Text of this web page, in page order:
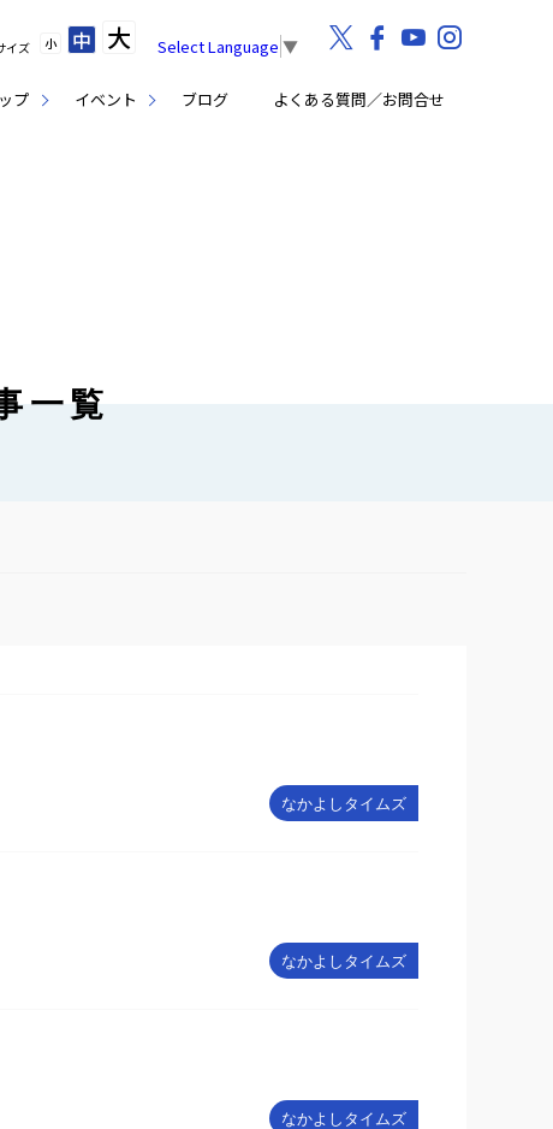
プ イベント ブログ よくある質問／お問合せ
イズ 小 中 大 Select Language ▼
一覧
なかよしタイムズ
なかよしタイムズ
なかよしタイムズ